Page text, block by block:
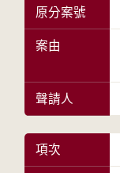
原分案號
案由
聲請人
項次